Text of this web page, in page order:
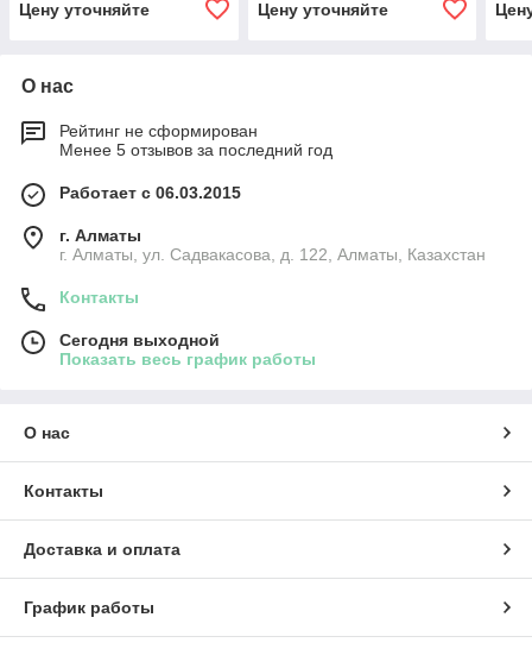
Цену уточняйте
Цену уточняйте
О нас
Рейтинг не сформирован
Менее 5 отзывов за последний год
Работает с 06.03.2015
г. Алматы
г. Алматы, ул. Садвакасова, д. 122, Алматы, Казахстан
Контакты
Сегодня выходной
Показать весь график работы
О нас
Контакты
Доставка и оплата
График работы